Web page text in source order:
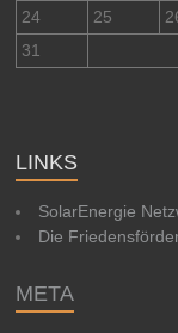
24
25
31
LINKS
SolarEnergie
Die
META